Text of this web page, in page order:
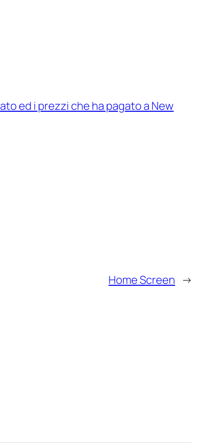
ed i prezzi che ha pagato a New
Home Screen →